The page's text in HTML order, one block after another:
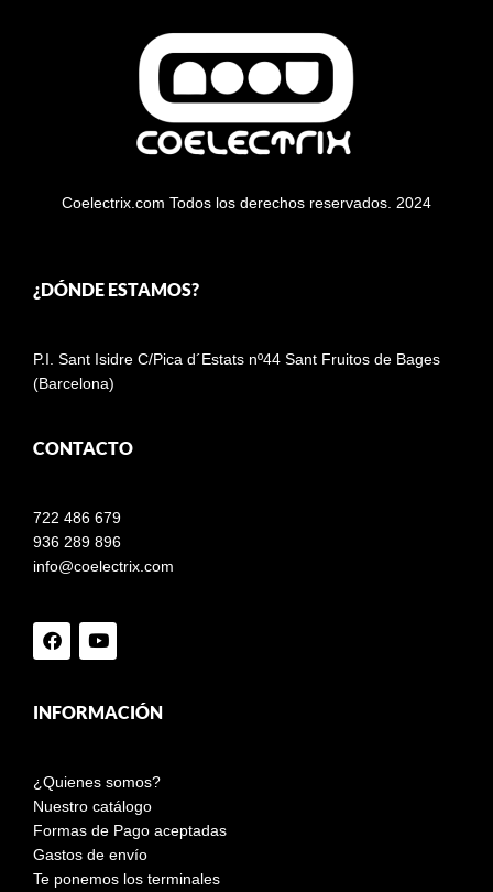
Coelectrix.com Todos los derechos reservados. 2024
¿DÓNDE ESTAMOS?
P.I. Sant Isidre C/Pica d´Estats nº44 Sant Fruitos de Bages
(Barcelona)
CONTACTO
722 486 679
936 289 896
info@coelectrix.com
INFORMACIÓN
¿Quienes somos?
Nuestro catálogo
Formas de Pago aceptadas
Gastos de envío
Te ponemos los terminales